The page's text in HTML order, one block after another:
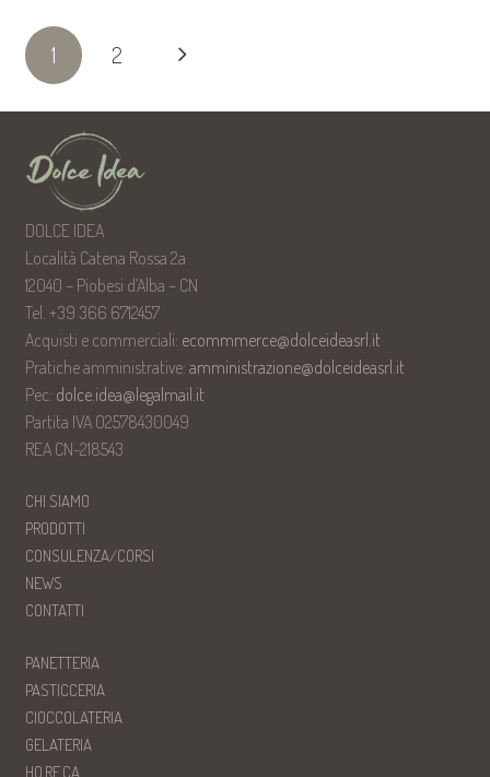
1 2
DOLCE IDEA
Località Catena Rossa 2a
12040 – Piobesi d’Alba – CN
Tel. +39 366 6712457
Acquisti e commerciali: ecommmerce@dolceideasrl.it
Pratiche amministrative: amministrazione@dolceideasrl.it
Pec: dolce.idea@legalmail.it
Partita IVA 02578430049
REA CN-218543
CHI SIAMO
PRODOTTI
CONSULENZA/CORSI
NEWS
CONTATTI
PANETTERIA
PASTICCERIA
CIOCCOLATERIA
GELATERIA
HO.RE.CA